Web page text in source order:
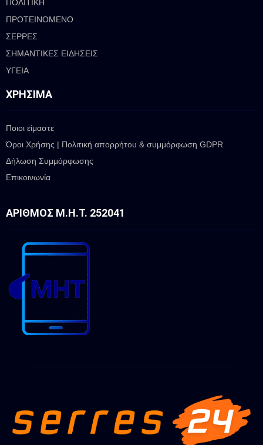
ΠΟΛΙΤΙΚΗ
ΠΡΟΤΕΙΝΟΜΕΝΟ
ΣΕΡΡΕΣ
ΣΗΜΑΝΤΙΚΕΣ ΕΙΔΗΣΕΙΣ
ΥΓΕΙΑ
ΧΡΉΣΙΜΑ
Ποιοι είμαστε
Όροι Χρήσης | Πολιτική απορρήτου & συμμόρφωση GDPR
Δήλωση Συμμόρφωσης
Επικοινωνία
ΑΡΙΘΜΌΣ Μ.Η.Τ. 252041